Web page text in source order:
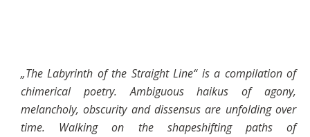
„The Labyrinth of the Straight Line“ is a compilation of
chimerical poetry. Ambiguous haikus of agony,
melancholy, obscurity and dissensus are unfolding over
time. Walking on the shapeshifting paths of